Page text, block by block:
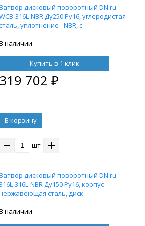
Затвор дисковый поворотный DN.ru
WCB-316L-NBR Ду250 Ру16, углеродистая
сталь, уплотнение - NBR, с
В наличии
Купить в 1 клик
319 702 ₽
В корзину
шт
Затвор дисковый поворотный DN.ru
316L-316L-NBR Ду150 Ру16, корпус -
нержавеющая сталь, диск -
с пневмоприводом DN.ru SA-130 и
В наличии